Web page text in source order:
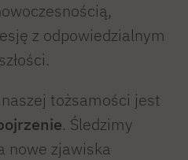
z odpowiedzialnym
tożsamości jest
. Śledzimy
nowe zjawiska